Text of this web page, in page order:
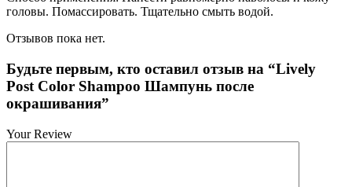
головы. Помассировать. Тщательно смыть водой.
Отзывов пока нет.
Будьте первым, кто оставил отзыв на “Lively
Post Color Shampoo Шампунь после
окрашивания”
Your Review